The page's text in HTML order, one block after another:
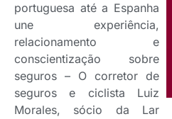
portuguesa até a Espanha
une experiência,
relacionamento e
conscientização sobre
seguros – O corretor de
seguros e ciclista Luiz
Morales, sócio da Lar